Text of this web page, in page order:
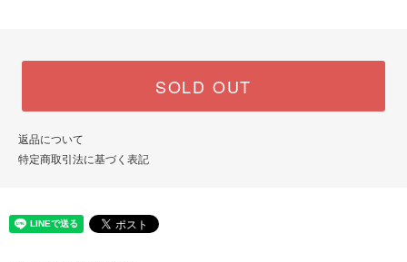
SOLD OUT
返品について
特定商取引法に基づく表記